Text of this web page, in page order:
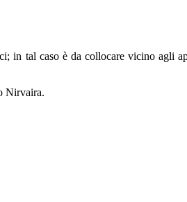
in tal caso è da collocare vicino agli
Nirvaira.